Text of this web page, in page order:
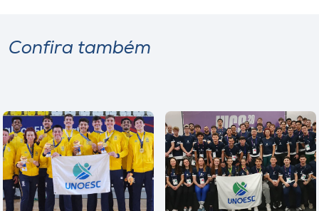
Confira também